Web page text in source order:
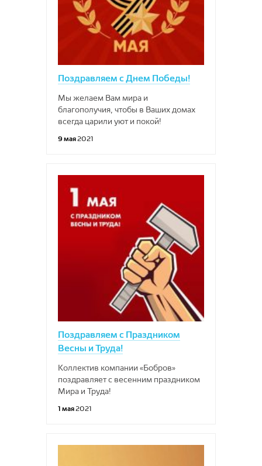
Поздравляем с Днем Победы!
Мы желаем Вам мира и
благополучия, чтобы в Ваших домах
всегда царили уют и покой!
9 мая2021
Поздравляем с Праздником
Весны и Труда!
Коллектив компании «Бобров»
поздравляет с весенним праздником
Мира и Труда!
1 мая2021